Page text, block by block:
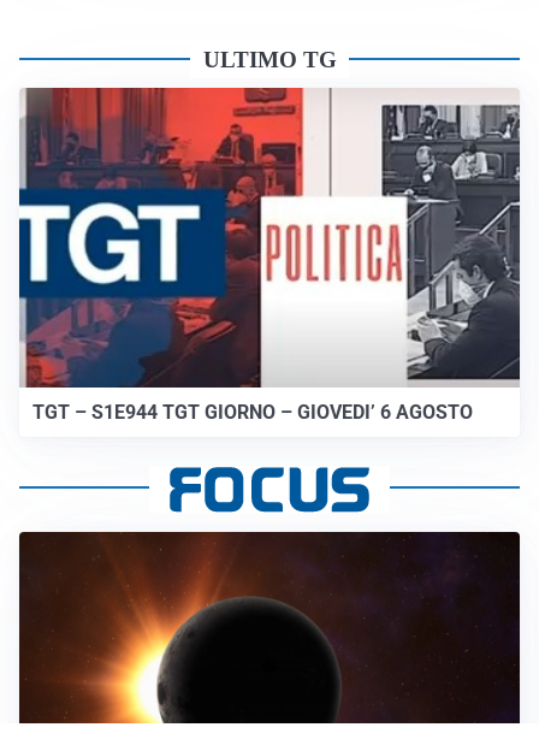
ULTIMO TG
TGT – S1E944 TGT GIORNO – GIOVEDI’ 6 AGOSTO